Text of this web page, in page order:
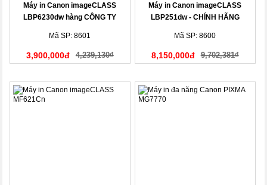
Máy in Canon imageCLASS
LBP6230dw hàng CÔNG TY
Mã SP: 8601
3,900,000đ 4,239,130₫
Máy in Canon imageCLASS
LBP251dw - CHÍNH HÃNG
Mã SP: 8600
8,150,000đ 9,702,381₫